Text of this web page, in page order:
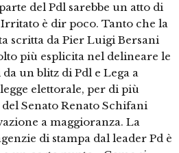
del Pdl sarebbe un atto di
è dir poco. Tanto che la
scritta da Pier Luigi Bersani
più esplicita nel delineare le
un blitz di Pdl e Lega a
elettorale, per di più
Senato Renato Schifani
a maggioranza. La
di stampa dal leader Pd è